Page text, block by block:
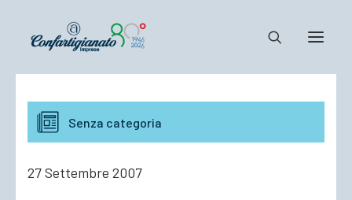
Notizie e Documenti
Confartigianato
Senza categoria
27 Settembre 2007